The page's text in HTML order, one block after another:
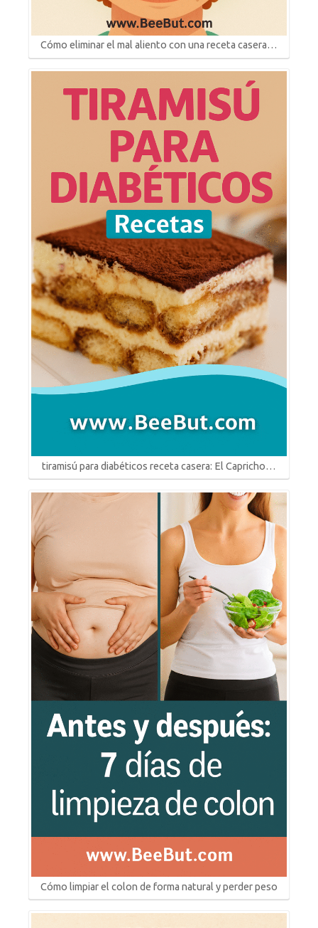
Cómo eliminar el mal aliento con una receta casera…
tiramisú para diabéticos receta casera: El Capricho…
Cómo limpiar el colon de forma natural y perder peso